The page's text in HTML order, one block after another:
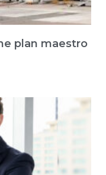
plan maestro